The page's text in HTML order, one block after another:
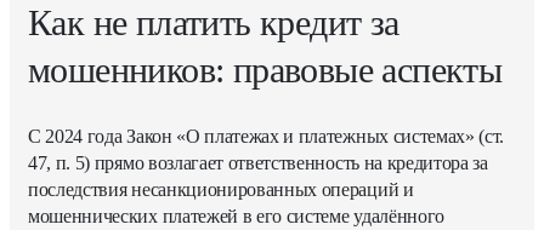
Как не платить кредит за
мошенников: правовые аспекты
С 2024 года Закон «О платежах и платежных системах» (ст.
47, п. 5) прямо возлагает ответственность на кредитора за
последствия несанкционированных операций и
мошеннических платежей в его системе удалённого